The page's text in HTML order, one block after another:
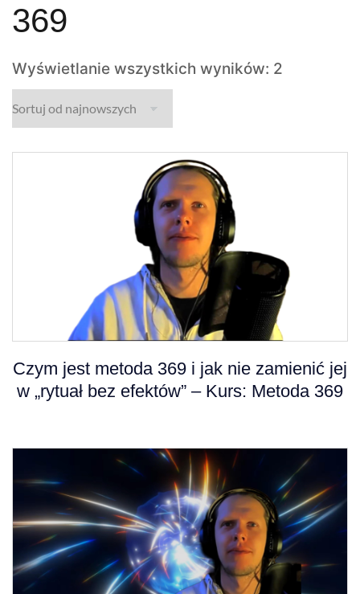
369
Wyświetlanie wszystkich wyników: 2
Czym jest metoda 369 i jak nie zamienić jej
w „rytuał bez efektów” – Kurs: Metoda 369